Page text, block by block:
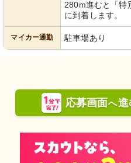
280m進むと「特
に到着します。
マイカー通勤 駐車場あり
応募画面へ進